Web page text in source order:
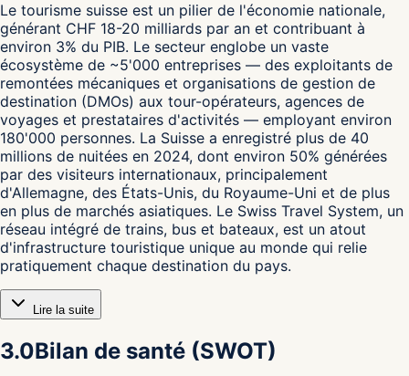
Le tourisme suisse est un pilier de l'économie nationale,
générant CHF 18-20 milliards par an et contribuant à
environ 3% du PIB. Le secteur englobe un vaste
écosystème de ~5'000 entreprises — des exploitants de
remontées mécaniques et organisations de gestion de
destination (DMOs) aux tour-opérateurs, agences de
voyages et prestataires d'activités — employant environ
180'000 personnes. La Suisse a enregistré plus de 40
millions de nuitées en 2024, dont environ 50% générées
par des visiteurs internationaux, principalement
d'Allemagne, des États-Unis, du Royaume-Uni et de plus
en plus de marchés asiatiques. Le Swiss Travel System, un
réseau intégré de trains, bus et bateaux, est un atout
d'infrastructure touristique unique au monde qui relie
pratiquement chaque destination du pays.
Lire la suite
3.0Bilan de santé (SWOT)